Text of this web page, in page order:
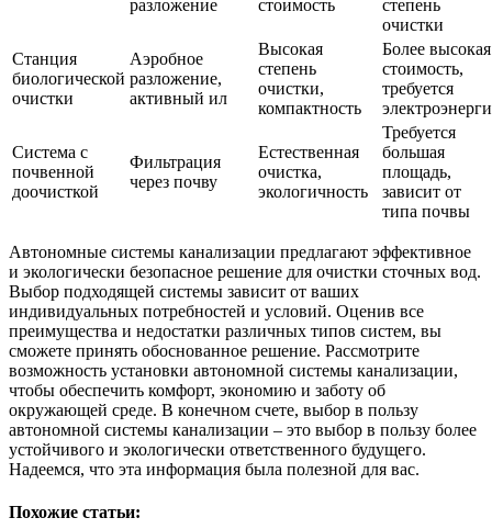
разложение
стоимость
степень
очистки
Станция
биологической
очистки
Аэробное
разложение,
активный ил
Высокая
степень
очистки,
компактность
Более высокая
стоимость,
требуется
Система с
почвенной
доочисткой
Фильтрация
через почву
Естественная
очистка,
экологичность
Требуется
большая
площадь,
зависит от
типа почвы
Автономные системы канализации предлагают эффективное
и экологически безопасное решение для очистки сточных вод.
Выбор подходящей системы зависит от ваших
индивидуальных потребностей и условий. Оценив все
преимущества и недостатки различных типов систем, вы
сможете принять обоснованное решение. Рассмотрите
возможность установки автономной системы канализации,
чтобы обеспечить комфорт, экономию и заботу об
окружающей среде. В конечном счете, выбор в пользу
автономной системы канализации – это выбор в пользу более
устойчивого и экологически ответственного будущего.
Надеемся, что эта информация была полезной для вас.
Похожие статьи: